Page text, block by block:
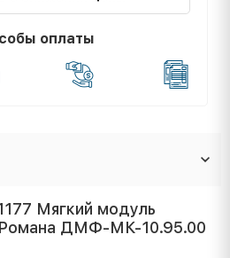
оплаты
Мягкий модуль
Романа ДМФ-МК-10.95.00